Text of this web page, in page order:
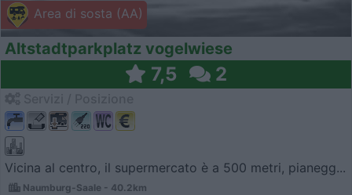
Area di sosta (AA)
Altstadtparkplatz vogelwiese
7,5 2
Vicina al centro, il supermercato è a 500 metri, pianegg...
Naumburg-Saale - 40.2km